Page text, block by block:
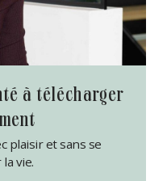
plaisir et sans se
vie.